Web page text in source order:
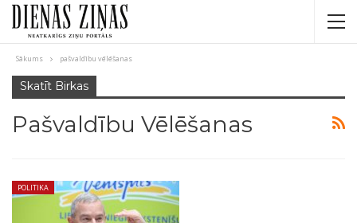
Sākums pašvaldību vēlēšanas
Skatīt Birkas
Pašvaldību Vēlēšanas
POLITIKA